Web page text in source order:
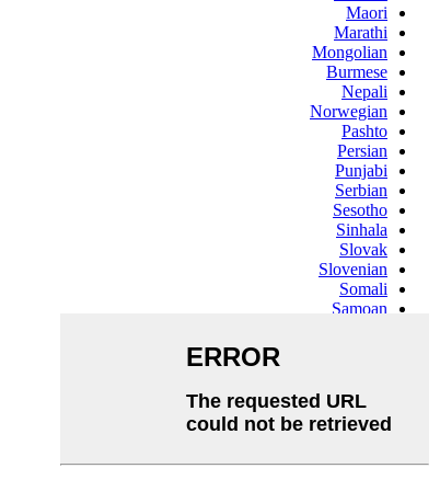
Maori
Marathi
Mongolian
Burmese
Nepali
Norwegian
Pashto
Persian
Punjabi
Serbian
Sesotho
Sinhala
Slovak
Slovenian
Somali
Samoan
Swahili
Tajik
Telugu